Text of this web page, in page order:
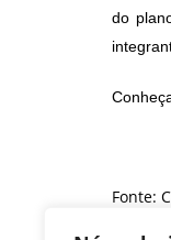
do
Fonte: